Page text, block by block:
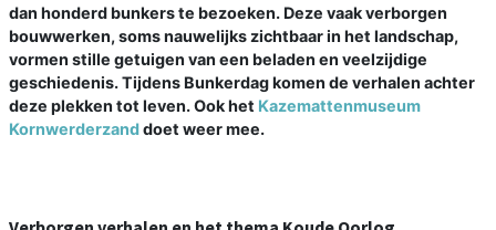
dan honderd bunkers te bezoeken. Deze vaak verborgen
bouwwerken, soms nauwelijks zichtbaar in het landschap,
vormen stille getuigen van een beladen en veelzijdige
geschiedenis. Tijdens Bunkerdag komen de verhalen achter
deze plekken tot leven. Ook het Kazemattenmuseum
Kornwerderzanddoet weer mee.